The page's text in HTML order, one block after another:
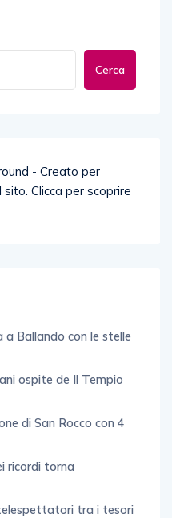
Cerca
Ballando con le stelle
ospite de Il Tempio
di San Rocco con 4
ricordi torna
tra i tesori